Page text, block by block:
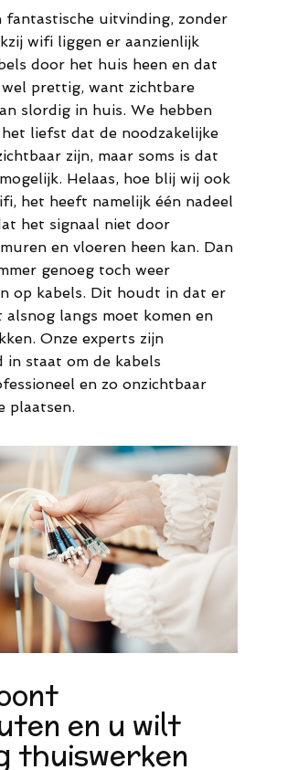
fantastische uitvinding, zonder
wifi liggen er aanzienlijk
door het huis heen en dat
prettig, want zichtbare
slordig in huis. We hebben
liefst dat de noodzakelijke
zijn, maar soms is dat
Helaas, hoe blij wij ook
het heeft namelijk één nadeel
het signaal niet door
en vloeren heen kan. Dan
genoeg toch weer
op kabels. Dit houdt in dat er
alsnog langs moet komen en
Onze experts zijn
in staat om de kabels
en zo onzichtbaar
plaatsen.
en u wilt
thuiswerken